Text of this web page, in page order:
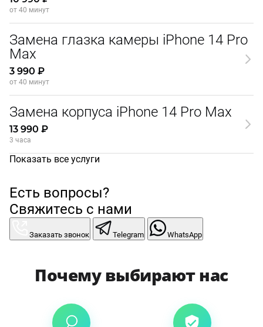
от 40 минут
Замена глазка камеры iPhone 14 Pro
Max
3 990 ₽
от 40 минут
Замена корпуса iPhone 14 Pro Max
13 990 ₽
3 часа
Показать все услуги
Есть вопросы?
Свяжитесь с нами
Заказать звонок Telegram WhatsApp
Почему выбирают нас